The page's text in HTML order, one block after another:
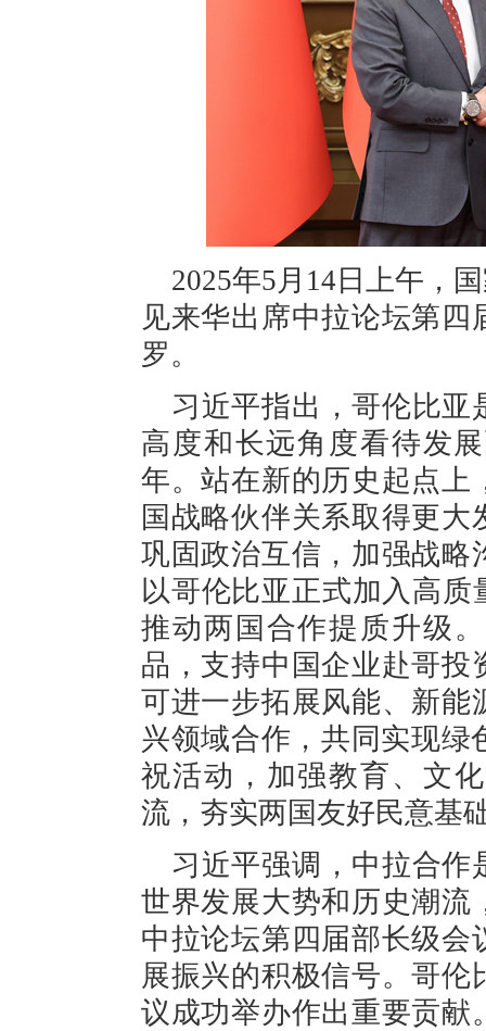
2025年5月14日上午，
见来华出席中拉论坛第
罗。
习近平指出，哥伦比亚
高度和长远角度看待发
年。站在新的历史起点上
国战略伙伴关系取得更
巩固政治互信，加强战略
以哥伦比亚正式加入高质
推动两国合作提质升级
品，支持中国企业赴哥投
可进一步拓展风能、新能
兴领域合作，共同实现绿
祝活动，加强教育、文
流，夯实两国友好民意基
习近平强调，中拉合作
世界发展大势和历史潮流
中拉论坛第四届部长级会
展振兴的积极信号。哥
议成功举办作出重要贡献